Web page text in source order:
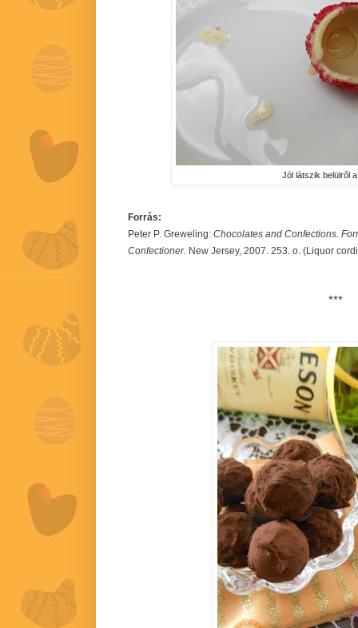
Jól látszik belülről
Forrás:
Peter P. Greweling: Chocolates and Confections.
Confectioner. New Jersey, 2007. 253. o. (Liquor
***